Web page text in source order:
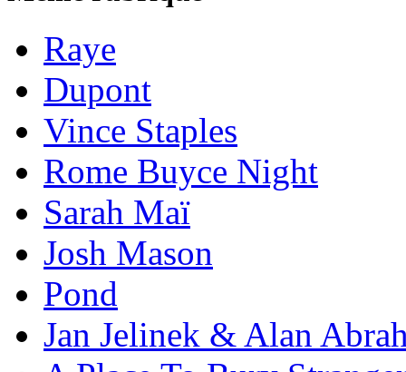
Raye
Dupont
Vince Staples
Rome Buyce Night
Sarah Maï
Josh Mason
Pond
Jan Jelinek & Alan